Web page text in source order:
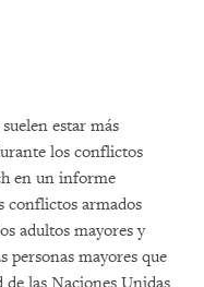
estar más
los conflictos
en un informe
conflictos armados
adultos mayores y
personas mayores que